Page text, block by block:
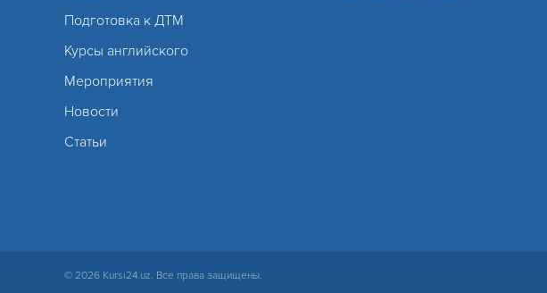
Подготовка к ДТМ
Курсы английского
Мероприятия
Новости
Статьи
© 2026 Kursi24.uz. Все права защищены.